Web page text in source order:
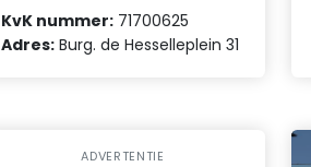
KvK nummer: 71700625
Adres: Burg. de Hesselleplein 31
ADVERTENTIE